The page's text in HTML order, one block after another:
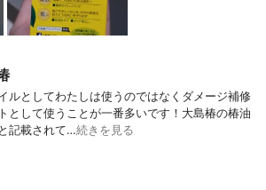
ルとしてわたしは使うのではなくダメージ補修
として使うことが一番多いです！大島椿の椿油
記載されて…続きを見る